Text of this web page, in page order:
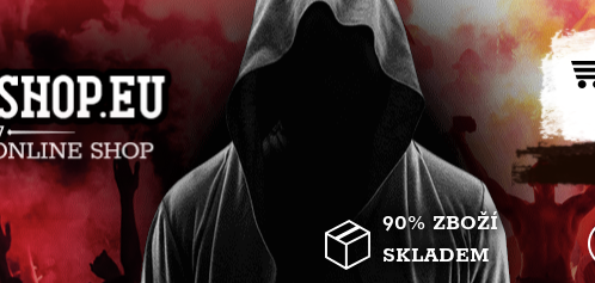
90% ZBOŽÍ
SKLADEM